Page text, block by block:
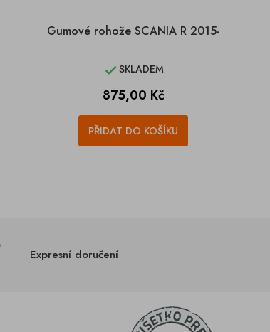
Gumové rohože SCANIA R 2015-
SKLADEM
Cena
875,00 Kč
PŘIDAT DO KOŠÍKU
Expresní doručení